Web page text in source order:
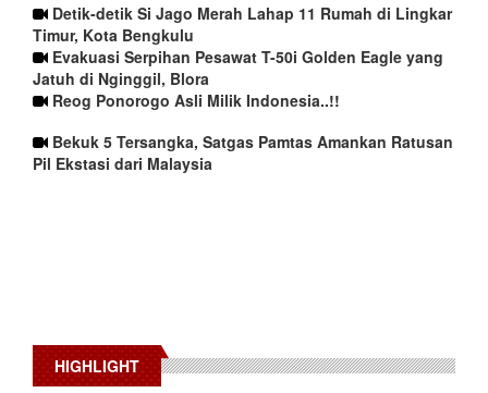
Detik-detik Si Jago Merah Lahap 11 Rumah di Lingkar
Timur, Kota Bengkulu
Evakuasi Serpihan Pesawat T-50i Golden Eagle yang
Jatuh di Nginggil, Blora
Reog Ponorogo Asli Milik Indonesia..!!
Bekuk 5 Tersangka, Satgas Pamtas Amankan Ratusan
Pil Ekstasi dari Malaysia
HIGHLIGHT